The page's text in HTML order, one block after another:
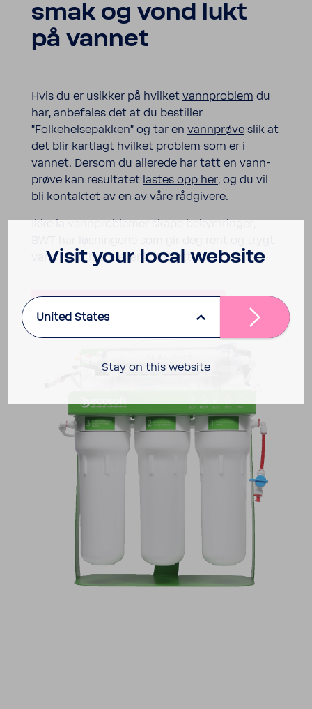
smak og vond lukt
på vannet
Hvis du er usikker på hvilket vann­pro­blem du
har, anbe­fales det at du bestiller
"Folkehelsepakken" og tar en vann­prøve slik at
det blir kart­lagt hvilket problem som er i
vannet. Dersom du alle­rede har tatt en vann­
prøve kan resul­tatet lastes opp her, og du vil
bli kontaktet av en av våre rådgi­vere.
Ikke la vann­pro­blemer skape bekym­ringer,
vann i ditt hjem eller i din hytte.
Visit your local website
United States
Stay on this website